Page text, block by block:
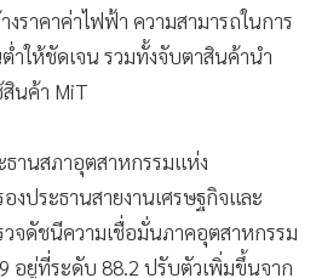
งราคาค่าไฟฟ้า ความสามารถในการ
ำให้ชัดเจน รวมทั้งจับตาสินค้านำ
สินค้า MiT
ธานสภาอุตสาหกรรมแห่ง
งประธานสายงานเศรษฐกิจและ
วจดัชนีความเชื่อมั่นภาคอุตสาหกรรม
อยู่ที่ระดับ 88.2 ปรับตัวเพิ่มขึ้นจาก